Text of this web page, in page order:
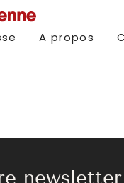
A propos
newsletter